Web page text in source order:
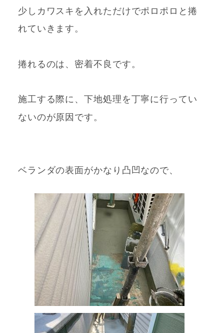
少しカワスキを入れただけでポロポロと捲
れていきます。
捲れるのは、 密着不良です。
施工する際に、下地処理を丁寧に行ってい
ないのが原因です。
ベランダの表面がかなり凸凹なので、